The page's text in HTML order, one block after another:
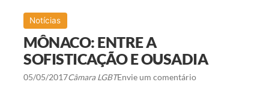
O
MENU
Notícias
MÔNACO: ENTRE A
SOFISTICAÇÃO E OUSADIA
05/05/2017Câmara LGBTEnvie um comentário